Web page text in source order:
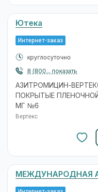
Ютека
Интернет-заказ
круглосуточно
8 (800... показать
АЗИТРОМИЦИН-
ПОКРЫТЫЕ
МГ №6
Вертекс
МЕЖДУНАРОДНАЯ